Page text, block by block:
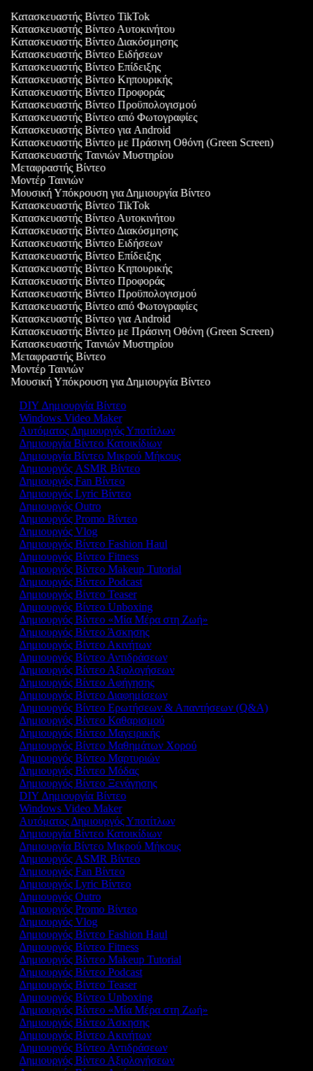
Κατασκευαστής Βίντεο TikTok
Κατασκευαστής Βίντεο Αυτοκινήτου
Κατασκευαστής Βίντεο Διακόσμησης
Κατασκευαστής Βίντεο Ειδήσεων
Κατασκευαστής Βίντεο Επίδειξης
Κατασκευαστής Βίντεο Κηπουρικής
Κατασκευαστής Βίντεο Προφοράς
Κατασκευαστής Βίντεο Προϋπολογισμού
Κατασκευαστής Βίντεο από Φωτογραφίες
Κατασκευαστής Βίντεο για Android
Κατασκευαστής Βίντεο με Πράσινη Οθόνη (Green Screen)
Κατασκευαστής Ταινιών Μυστηρίου
Μεταφραστής Βίντεο
Μοντέρ Ταινιών
Μουσική Υπόκρουση για Δημιουργία Βίντεο
Κατασκευαστής Βίντεο TikTok
Κατασκευαστής Βίντεο Αυτοκινήτου
Κατασκευαστής Βίντεο Διακόσμησης
Κατασκευαστής Βίντεο Ειδήσεων
Κατασκευαστής Βίντεο Επίδειξης
Κατασκευαστής Βίντεο Κηπουρικής
Κατασκευαστής Βίντεο Προφοράς
Κατασκευαστής Βίντεο Προϋπολογισμού
Κατασκευαστής Βίντεο από Φωτογραφίες
Κατασκευαστής Βίντεο για Android
Κατασκευαστής Βίντεο με Πράσινη Οθόνη (Green Screen)
Κατασκευαστής Ταινιών Μυστηρίου
Μεταφραστής Βίντεο
Μοντέρ Ταινιών
Μουσική Υπόκρουση για Δημιουργία Βίντεο
DIY Δημιουργία Βίντεο
Windows Video Maker
Αυτόματος Δημιουργός Υποτίτλων
Δημιουργία Βίντεο Κατοικίδιων
Δημιουργία Βίντεο Μικρού Μήκους
Δημιουργός ASMR Βίντεο
Δημιουργός Fan Βίντεο
Δημιουργός Lyric Βίντεο
Δημιουργός Outro
Δημιουργός Promo Βίντεο
Δημιουργός Vlog
Δημιουργός Βίντεο Fashion Haul
Δημιουργός Βίντεο Fitness
Δημιουργός Βίντεο Makeup Tutorial
Δημιουργός Βίντεο Podcast
Δημιουργός Βίντεο Teaser
Δημιουργός Βίντεο Unboxing
Δημιουργός Βίντεο «Μία Μέρα στη Ζωή»
Δημιουργός Βίντεο Άσκησης
Δημιουργός Βίντεο Ακινήτων
Δημιουργός Βίντεο Αντιδράσεων
Δημιουργός Βίντεο Αξιολογήσεων
Δημιουργός Βίντεο Αφήγησης
Δημιουργός Βίντεο Διαφημίσεων
Δημιουργός Βίντεο Ερωτήσεων & Απαντήσεων (Q&A)
Δημιουργός Βίντεο Καθαρισμού
Δημιουργός Βίντεο Μαγειρικής
Δημιουργός Βίντεο Μαθημάτων Χορού
Δημιουργός Βίντεο Μαρτυριών
Δημιουργός Βίντεο Μόδας
Δημιουργός Βίντεο Ξενάγησης
DIY Δημιουργία Βίντεο
Windows Video Maker
Αυτόματος Δημιουργός Υποτίτλων
Δημιουργία Βίντεο Κατοικίδιων
Δημιουργία Βίντεο Μικρού Μήκους
Δημιουργός ASMR Βίντεο
Δημιουργός Fan Βίντεο
Δημιουργός Lyric Βίντεο
Δημιουργός Outro
Δημιουργός Promo Βίντεο
Δημιουργός Vlog
Δημιουργός Βίντεο Fashion Haul
Δημιουργός Βίντεο Fitness
Δημιουργός Βίντεο Makeup Tutorial
Δημιουργός Βίντεο Podcast
Δημιουργός Βίντεο Teaser
Δημιουργός Βίντεο Unboxing
Δημιουργός Βίντεο «Μία Μέρα στη Ζωή»
Δημιουργός Βίντεο Άσκησης
Δημιουργός Βίντεο Ακινήτων
Δημιουργός Βίντεο Αντιδράσεων
Δημιουργός Βίντεο Αξιολογήσεων